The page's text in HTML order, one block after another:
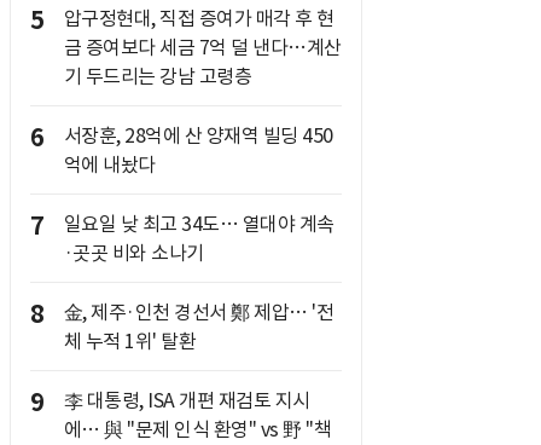
5
압구정현대, 직접 증여가 매각 후 현
금 증여보다 세금 7억 덜 낸다…계산
기 두드리는 강남 고령층
6
서장훈, 28억에 산 양재역 빌딩 450
억에 내놨다
7
일요일 낮 최고 34도… 열대야 계속
·곳곳 비와 소나기
8
金, 제주·인천 경선서 鄭 제압… '전
체 누적 1위' 탈환
9
李 대통령, ISA 개편 재검토 지시
에… 與 "문제 인식 환영" vs 野 "책